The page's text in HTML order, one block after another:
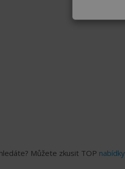
Můžete zkusit TOP